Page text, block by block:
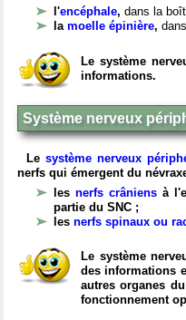
l'encéphale, dans la
la moelle épinière,
Le système
informations.
Système nerveux
Le système nerveux
nerfs qui émergent du
les nerfs crâniens à
partie du SNC ;
les nerfs spinaux ou
Le système
des informations
autres organes
fonctionnement